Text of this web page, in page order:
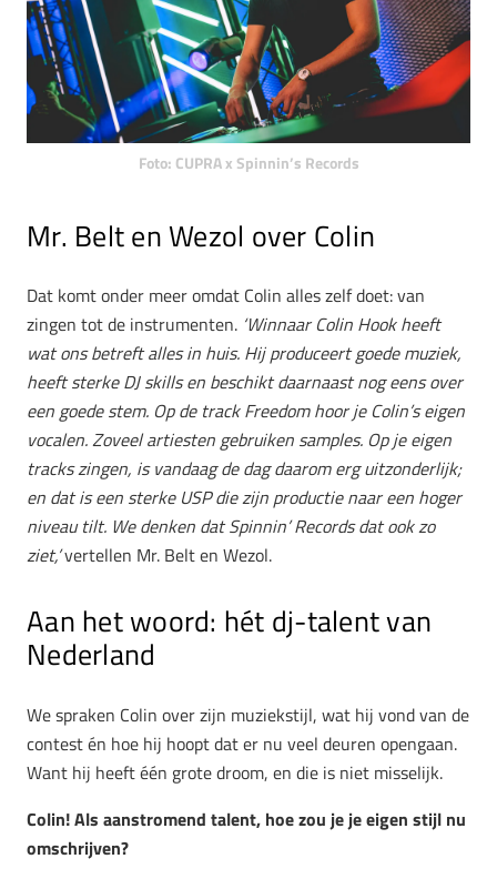
Foto: CUPRA x Spinnin’s Records
Mr. Belt en Wezol over Colin
Dat komt onder meer omdat Colin alles zelf doet: van
zingen tot de instrumenten. ‘Winnaar Colin Hook heeft
wat ons betreft alles in huis. Hij produceert goede muziek,
heeft sterke DJ skills en beschikt daarnaast nog eens over
een goede stem. Op de track Freedom hoor je Colin’s eigen
vocalen. Zoveel artiesten gebruiken samples. Op je eigen
tracks zingen, is vandaag de dag daarom erg uitzonderlijk;
en dat is een sterke USP die zijn productie naar een hoger
niveau tilt. We denken dat Spinnin’ Records dat ook zo
ziet,’vertellen Mr. Belt en Wezol.
Aan het woord: hét dj-talent van
Nederland
We spraken Colin over zijn muziekstijl, wat hij vond van de
contest én hoe hij hoopt dat er nu veel deuren opengaan.
Want hij heeft één grote droom, en die is niet misselijk.
Colin! Als aanstromend talent, hoe zou je je eigen stijl nu
omschrijven?